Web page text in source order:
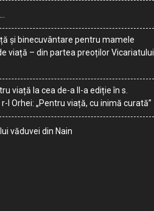
și binecuvântare pentru mamele
viață – din partea preoților Vicariatului
viață la cea de-a II-a ediție în s.
r-l Orhei: „Pentru viață, cu inimă curată”
văduvei din Nain